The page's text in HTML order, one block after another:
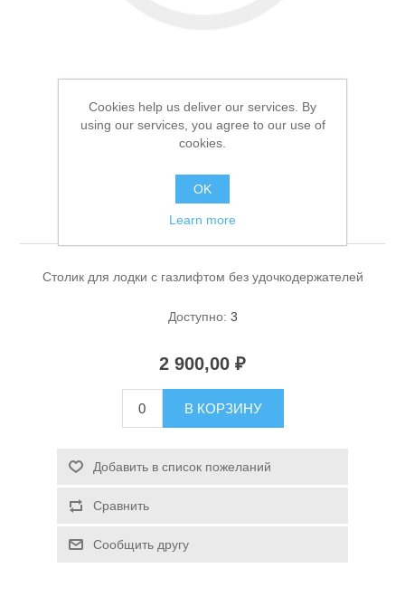
Аксессуары для лодок
Спасательные средства
Столик для лодки с
газлифтом без
удочкодержателей
Столик для лодки с газлифтом без удочкодержателей
Доступно: 3
2 900,00 ₽
В КОРЗИНУ
Добавить в список пожеланий
Сравнить
Сообщить другу
Cookies help us deliver our services. By
using our services, you agree to our use of
cookies.
OK
Learn more